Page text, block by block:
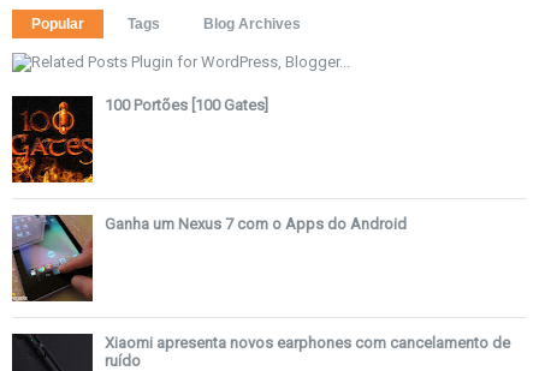
Popular Tags Blog Archives
100 Portões [100 Gates]
Ganha um Nexus 7 com o Apps do Android
Xiaomi apresenta novos earphones com cancelamento de
ruído